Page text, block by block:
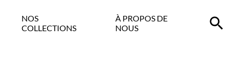
NOS
COLLECTIONS
À PROPOS DE
NOUS